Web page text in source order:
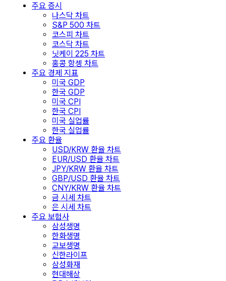
주요 증시
나스닥 차트
S&P 500 차트
코스피 차트
코스닥 차트
닛케이 225 차트
홍콩 항셍 차트
주요 경제 지표
미국 GDP
한국 GDP
미국 CPI
한국 CPI
미국 실업률
한국 실업률
주요 환율
USD/KRW 환율 차트
EUR/USD 환율 차트
JPY/KRW 환율 차트
GBP/USD 환율 차트
CNY/KRW 환율 차트
금 시세 차트
은 시세 차트
주요 보험사
삼성생명
한화생명
교보생명
신한라이프
삼성화재
현대해상